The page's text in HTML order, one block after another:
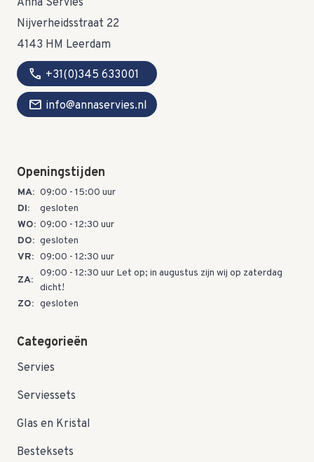
Anna Servies
Nijverheidsstraat 22
4143 HM Leerdam
call +31(0)345 633001
mail info@annaservies.nl
Openingstijden
MA: 09:00 - 15:00 uur
DI:
gesloten
WO: 09:00 - 12:30 uur
DO: gesloten
VR: 09:00 - 12:30 uur
ZA:
09:00 - 12:30 uur Let op; in augustus zijn wij op zaterdag
dicht!
ZO: gesloten
Categorieën
Servies
Serviessets
Glas en Kristal
Besteksets